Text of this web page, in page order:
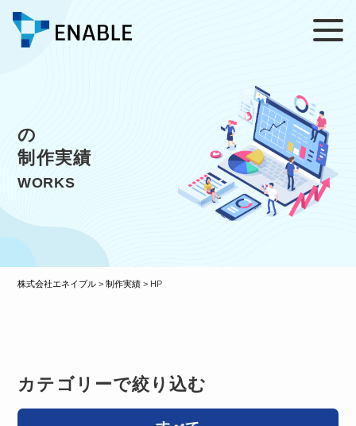
の
制作実績
WORKS
株式会社エネイブル >制作実績 > HP
カテゴリーで絞り込む